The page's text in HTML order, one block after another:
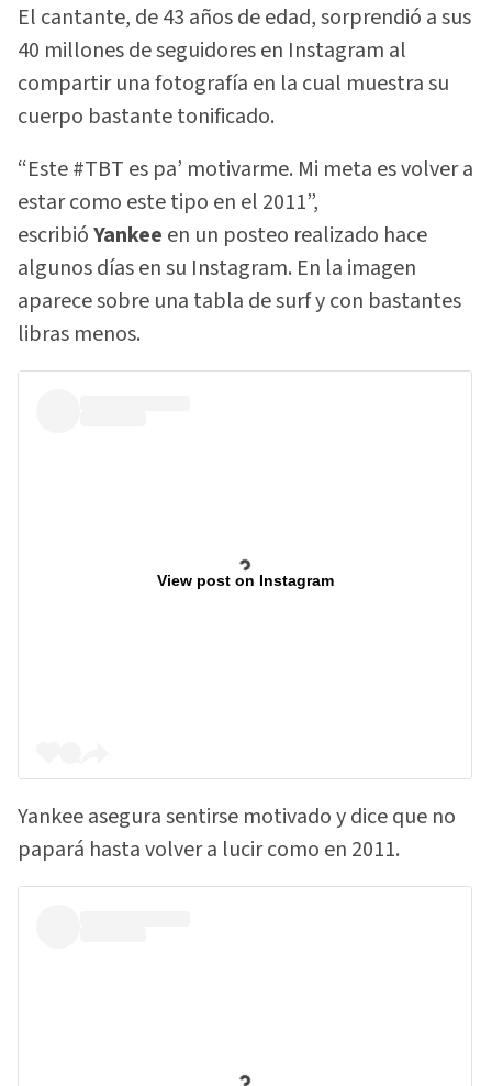
El cantante, de 43 años de edad, sorprendió a sus
40 millones de seguidores en Instagram al
compartir una fotografía en la cual muestra su
cuerpo bastante tonificado.
“Este #TBT es pa’ motivarme. Mi meta es volver a
estar como este tipo en el 2011”,
escribióYankee en un posteo realizado hace
algunos días en su Instagram. En la imagen
aparece sobre una tabla de surf y con bastantes
libras menos.
View post on Instagram
Yankee asegura sentirse motivado y dice que no
papará hasta volver a lucir como en 2011.